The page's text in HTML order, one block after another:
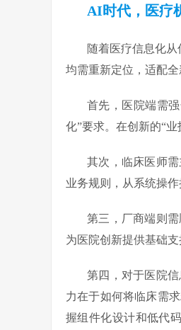
AI时代，医疗
随着医疗信息化
均需重新定位，适配全
首先，医院端需
化”要求。在创新的“
其次，临床医师
业务规则，从系统操
第三，厂商端则
为医院创新提供基础支
第四，对于医院
力在于如何将临床需
握组件化设计和低代